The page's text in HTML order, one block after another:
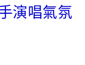
演唱氣氛